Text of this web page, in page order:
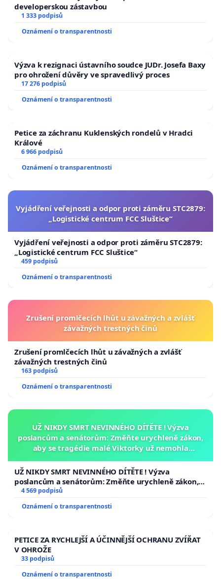
developerskou zástavbou
1 333 podpisů
Oznámení o transparentnosti
Výzva k rezignaci ústavního soudce JUDr. Josefa Baxy
pro ohrožení důvěry ve spravedlivý proces
17 276 podpisů
Oznámení o transparentnosti
Petice za záchranu Kuklenských rondelů v Hradci
Králové
6 966 podpisů
Oznámení o transparentnosti
Vyjádření veřejnosti a odpor proti záměru STC2879:
„Logistické centrum FCC Sluštice“
Vyjádření veřejnosti a odpor proti záměru STC2879:
„Logistické centrum FCC Sluštice“
459 podpisů
Oznámení o transparentnosti
Zrušení promlčecích lhůt u závažných a zvlášť
závažných trestných činů
Zrušení promlčecích lhůt u závažných a zvlášť
závažných trestných činů
163 podpisů
Oznámení o transparentnosti
UŽ NIKDY SMRT NEVINNÉHO DÍTĚTE ! Výzva
poslancům a senátorům: Změňte urychleně zákon,
aby se tragédie malé Viktorky už nemohla
UŽ NIKDY SMRT NEVINNÉHO DÍTĚTE ! Výzva
poslancům a senátorům: Změňte urychleně zákon,
aby se tragédie malé Viktorky už nemohla opakovat!
4 569 podpisů
Oznámení o transparentnosti
PETICE ZA RYCHLEJŠÍ A ÚČINNĚJŠÍ OCHRANU ZVÍŘAT
V OHROŽE
33 podpisů
Oznámení o transparentnosti